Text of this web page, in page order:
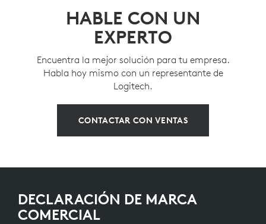
HABLE CON UN
EXPERTO
Encuentra la mejor solución para tu empresa.
Habla hoy mismo con un representante de
Logitech.
CONTACTAR CON VENTAS
DECLARACIÓN DE MARCA
COMERCIAL